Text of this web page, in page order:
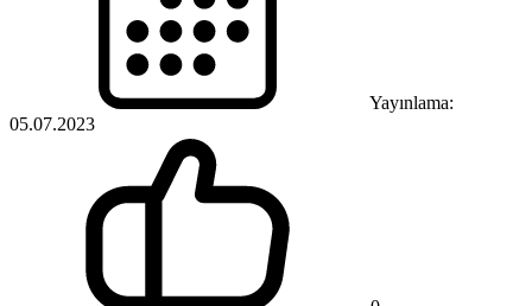
Yayınlama:
05.07.2023